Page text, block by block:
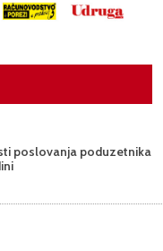
poslovanja poduzetnika